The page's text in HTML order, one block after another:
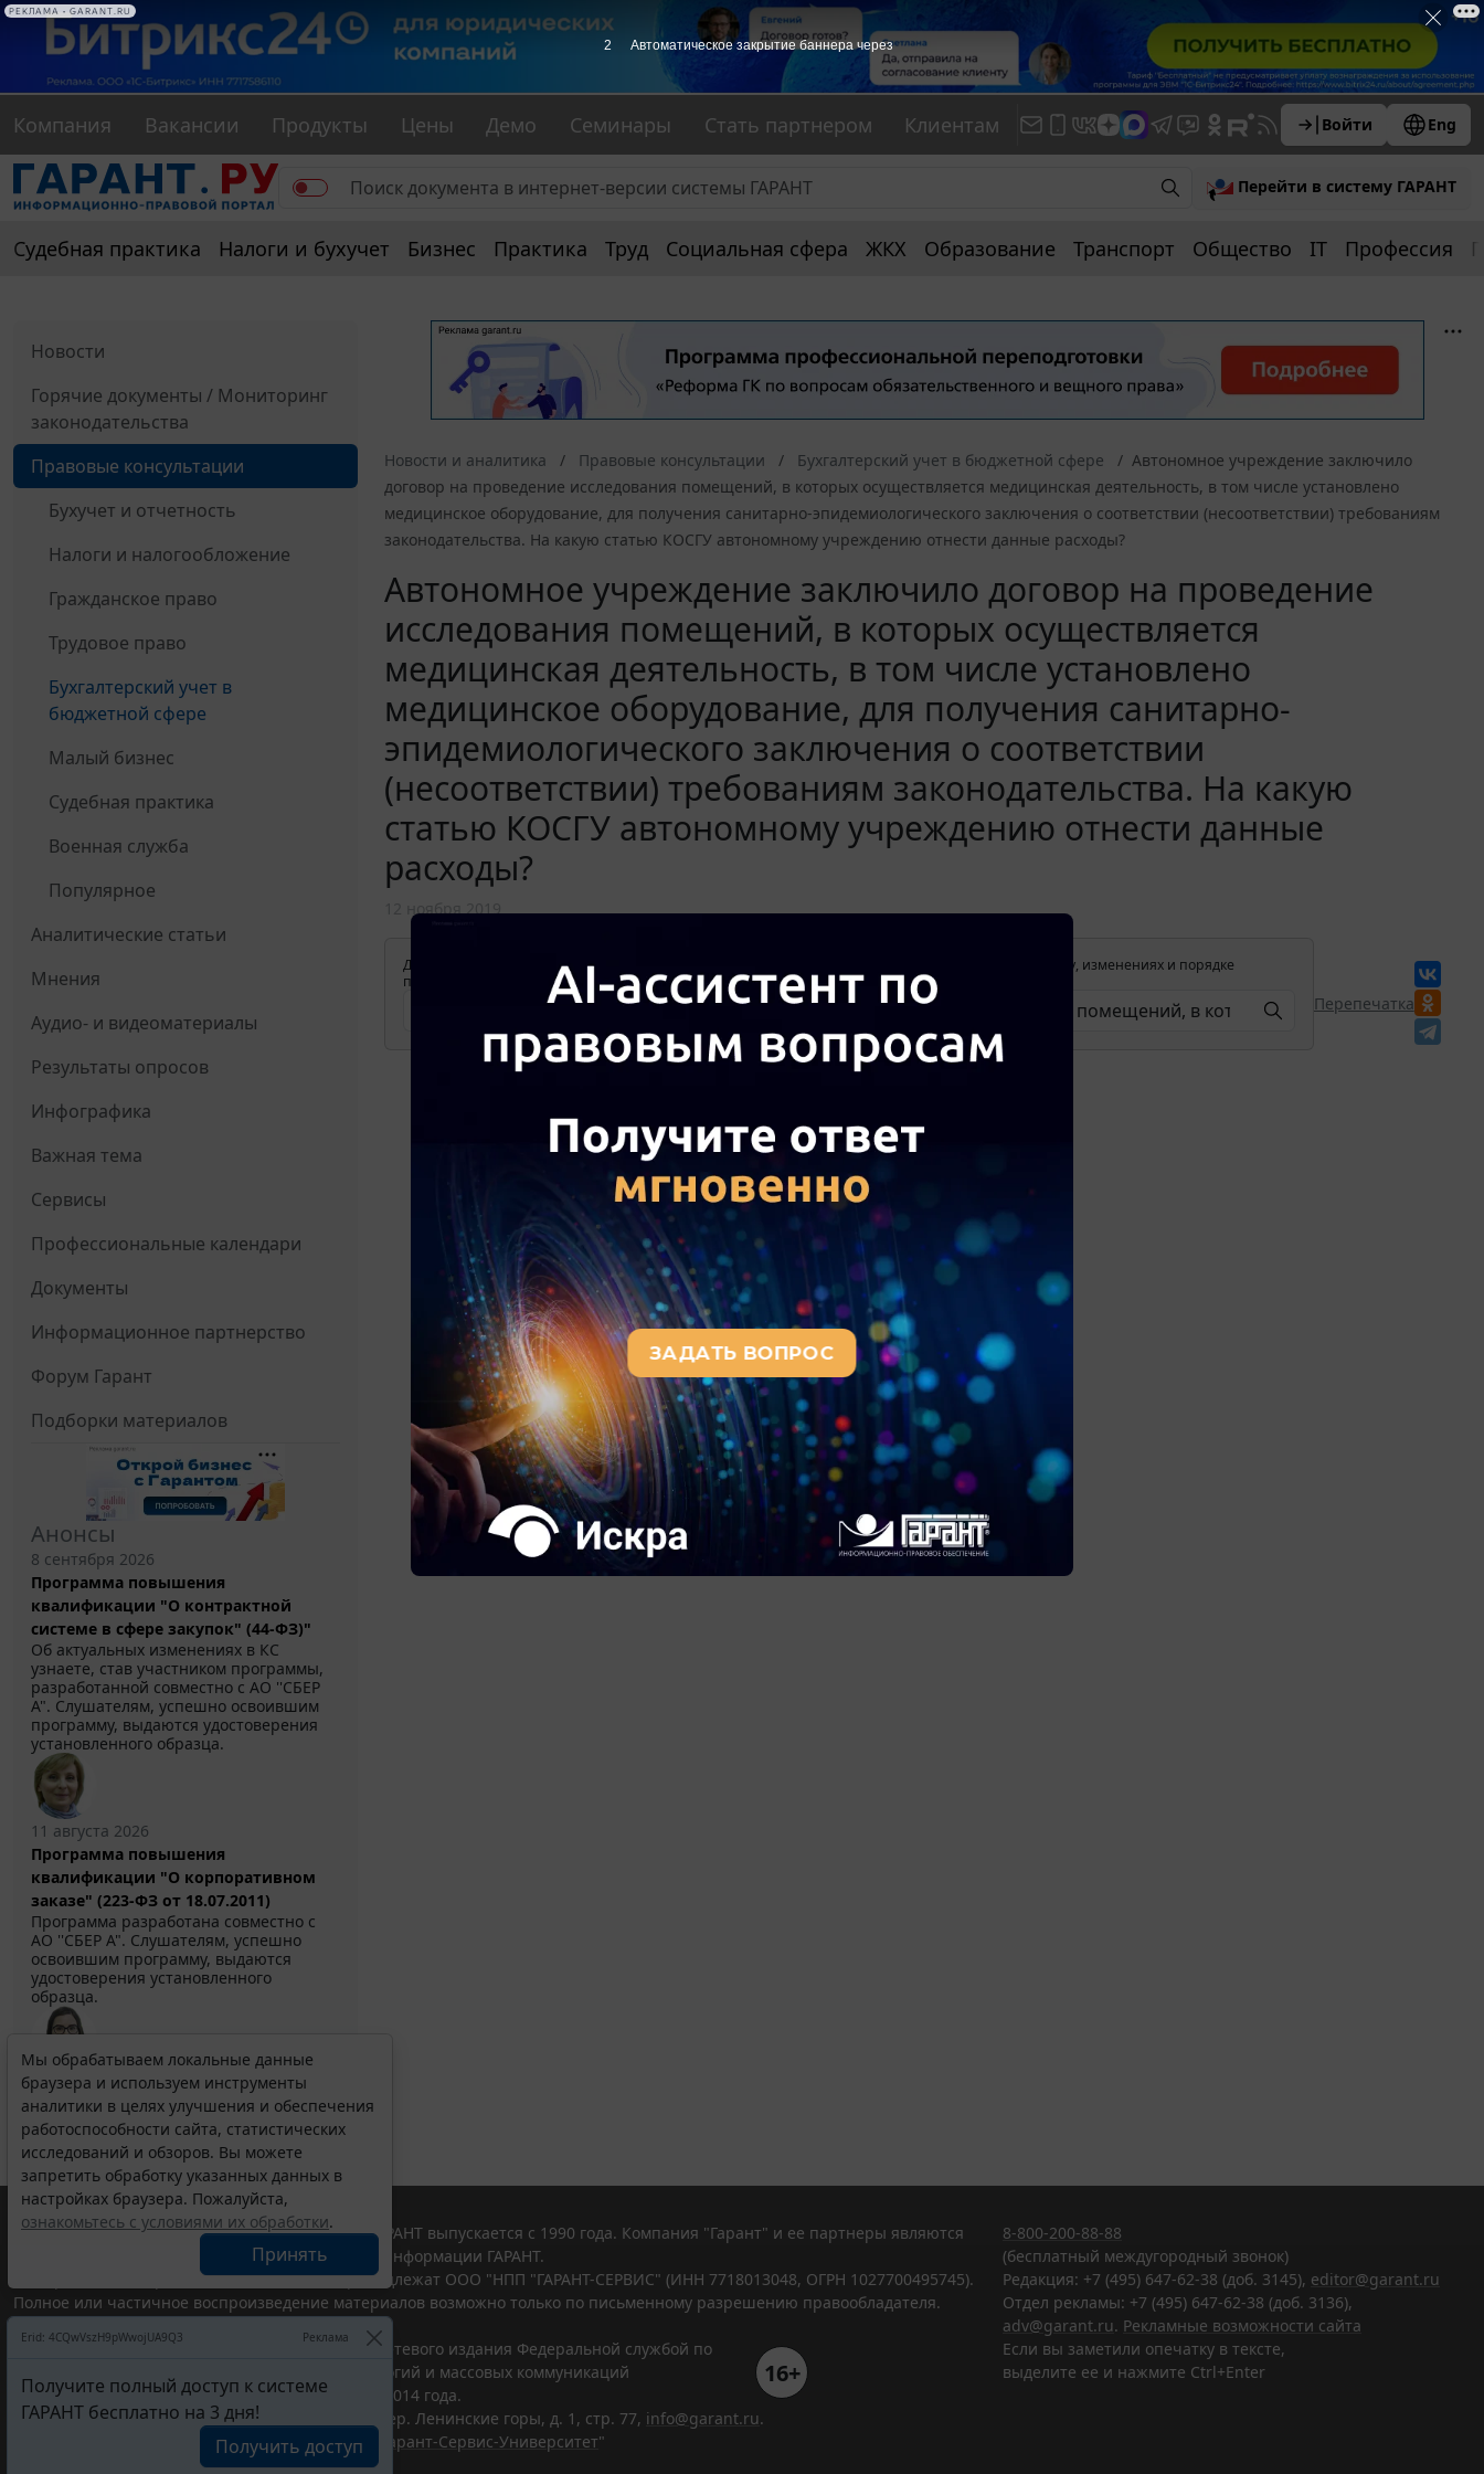
Компания Вакансии Продукты Цены Демо Семинары Стать партнером Клиентам Войти Eng
Перейти в систему ГАРАНТ
Судебная практика Налоги и бухучет Бизнес Практика Труд Социальная сфера ЖКХ Образование Транспорт Общество IT Профессия
Новости
Горячие документы / Мониторинг
законодательства
Правовые консультации
Бухучет и отчетность
Налоги и налогообложение
Гражданское право
Трудовое право
Бухгалтерский учет в
бюджетной сфере
Малый бизнес
Судебная практика
Военная служба
Популярное
Аналитические статьи
Мнения
Аудио- и видеоматериалы
Результаты опросов
Инфографика
Важная тема
Сервисы
Профессиональные календари
Документы
Информационное партнерство
Форум Гарант
Подборки материалов
Анонсы
8 сентября 2026
Программа повышения
квалификации "О контрактной
системе в сфере закупок" (44-ФЗ)"
Об актуальных изменениях в КС
узнаете, став участником программы,
разработанной совместно с АО ''СБЕР
А". Слушателям, успешно освоившим
программу, выдаются удостоверения
установленного образца.
11 августа 2026
Программа повышения
квалификации "О корпоративном
заказе" (223-ФЗ от 18.07.2011)
Программа разработана совместно с
АО ''СБЕР А". Слушателям, успешно
освоившим программу, выдаются
удостоверения установленного
образца.
Выберите тему программы повышения квалификации
для юристов ...
Новости и аналитика Правовые консультации Бухгалтерский учет в бюджетной сфере
Автономное учреждение заключило
договор на проведение исследования помещений, в которых осуществляется медицинская деятельность, в том числе установлено
медицинское оборудование, для получения санитарно-эпидемиологического заключения о соответствии (несоответствии) требованиям
законодательства. На какую статью КОСГУ автономному учреждению отнести данные расходы?
Автономное учреждение заключило договор на проведение
исследования помещений, в которых осуществляется
медицинская деятельность, в том числе установлено
медицинское оборудование, для получения санитарно-
эпидемиологического заключения о соответствии
(несоответствии) требованиям законодательства. На какую
статью КОСГУ автономному учреждению отнести данные
расходы?
12 ноября 2019
Для просмотра актуального текста документа и получения полной информации о вступлении в силу, изменениях и порядке
применения документа, воспользуйтесь поиском в Интернет-версии системы ГАРАНТ:
Перепечатка
Мы обрабатываем локальные данные
браузера и используем инструменты
аналитики в целях улучшения и обеспечения
работоспособности сайта, статистических
исследований и обзоров. Вы можете
запретить обработку указанных данных в
настройках браузера. Пожалуйста,
ознакомьтесь с условиями их обработки.
Принять
Erid: 4CQwVszH9pWwojUA9Q3 Реклама
Получите полный доступ к системе
ГАРАНТ бесплатно на 3 дня!
Получить доступ
© ООО "НПП "ГАРАНТ-СЕРВИС", 2026. Система ГАРАНТ выпускается с 1990 года. Компания "Гарант" и ее партнеры являются
участниками Российской ассоциации правовой информации ГАРАНТ.
Все права на материалы сайта ГАРАНТ.РУ принадлежат ООО "НПП "ГАРАНТ-СЕРВИС" (ИНН 7718013048, ОГРН 1027700495745).
Полное или частичное воспроизведение материалов возможно только по письменному разрешению правообладателя.
Портал ГАРАНТ.РУ зарегистрирован в качестве сетевого издания Федеральной службой по
надзору в сфере связи,информационных технологий и массовых коммуникаций
(Роскомнадзором), Эл № ФС77-58365 от 18 июня 2014 года.
16+
ООО "НПП "ГАРАНТ-СЕРВИС", 119234, г. Москва, тер. Ленинские горы, д. 1, стр. 77, info@garant.ru.
Разработчик ЭПС Система ГАРАНТ – ООО "НПП "
Гарант-Сервис-Университет"
8-800-200-88-88
(бесплатный междугородный звонок)
Редакция: +7 (495) 647-62-38 (доб. 3145), editor@garant.ru
Отдел рекламы: +7 (495) 647-62-38 (доб. 3136),
adv@garant.ru. Рекламные возможности сайта
Если вы заметили опечатку в тексте,
выделите ее и нажмите Ctrl+Enter
1 Автоматическое закрытие баннера через
РЕКЛАМА • GARANT.RU